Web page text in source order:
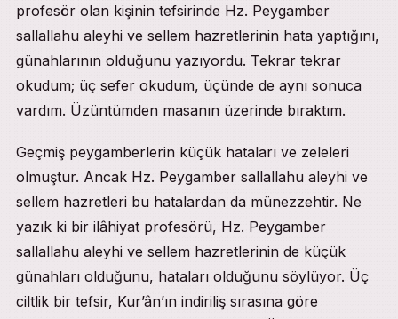
profesör olan kişinin tefsirinde Hz. Peygamber
sallallahu aleyhi ve sellem hazretlerinin hata yaptığını,
günahlarının olduğunu yazıyordu. Tekrar tekrar
okudum; üç sefer okudum, üçünde de aynı sonuca
vardım. Üzüntümden masanın üzerinde bıraktım.
Geçmiş peygamberlerin küçük hataları ve zeleleri
olmuştur. Ancak Hz. Peygamber sallallahu aleyhi ve
sellem hazretleri bu hatalardan da münezzehtir. Ne
yazık ki bir ilâhiyat profesörü, Hz. Peygamber
sallallahu aleyhi ve sellem hazretlerinin de küçük
günahları olduğunu, hataları olduğunu söylüyor. Üç
ciltlik bir tefsir, Kur’ân’ın indiriliş sırasına göre